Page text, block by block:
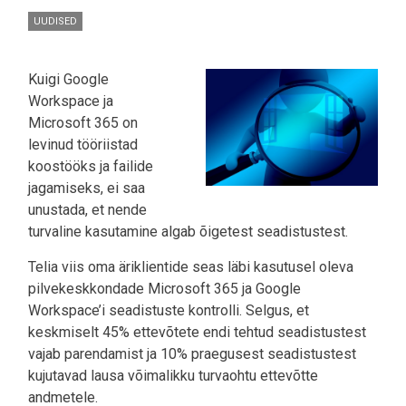
UUDISED
Kuigi Google
Workspace ja
Microsoft 365 on
levinud tööriistad
koostööks ja failide
jagamiseks, ei saa
unustada, et nende
turvaline kasutamine algab õigetest seadistustest.
Telia viis oma äriklientide seas läbi kasutusel oleva
pilvekeskkondade Microsoft 365 ja Google
Workspace’i seadistuste kontrolli. Selgus, et
keskmiselt 45% ettevõtete endi tehtud seadistustest
vajab parendamist ja 10% praegusest seadistustest
kujutavad lausa võimalikku turvaohtu ettevõtte
andmetele.